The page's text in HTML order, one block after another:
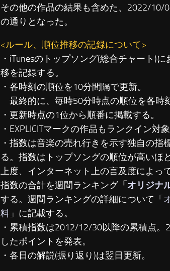
その他の作品の結果も含めた、2022/10/
の通りとなった。
<ルール、順位推移の記録について>
・iTunesのトップソング(総合チャート)
移を記録する。
・各時刻の順位を10分間隔で更新。
最終的に、毎時50分時点の順位を各時
・更新時点の1位から順番に掲載する。
・EXPLICITマークの作品もランクイン対
・指数は音楽の売れ行きを示す独自の指
る。指数はトップソングの順位が高いほ
上度、インターネット上の言及度によっ
指数の合計を週間ランキング「 オリジナ
する。週間ランキングの詳細について「
料 」に記載する。
・累積指数は2012/12/30以降の累積点
したポイントを発表。
・各日の解説(振り返り)は翌日更新。